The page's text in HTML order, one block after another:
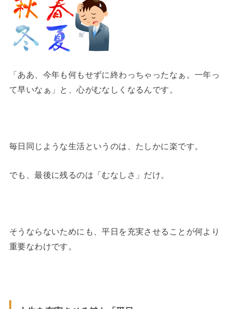
「ああ、今年も何もせずに終わっちゃったなぁ。一年っ
て早いなぁ」と、心がむなしくなるんです。
毎日同じような生活というのは、たしかに楽です。
でも、最後に残るのは「むなしさ」だけ。
そうならないためにも、平日を充実させることが何より
重要なわけです。